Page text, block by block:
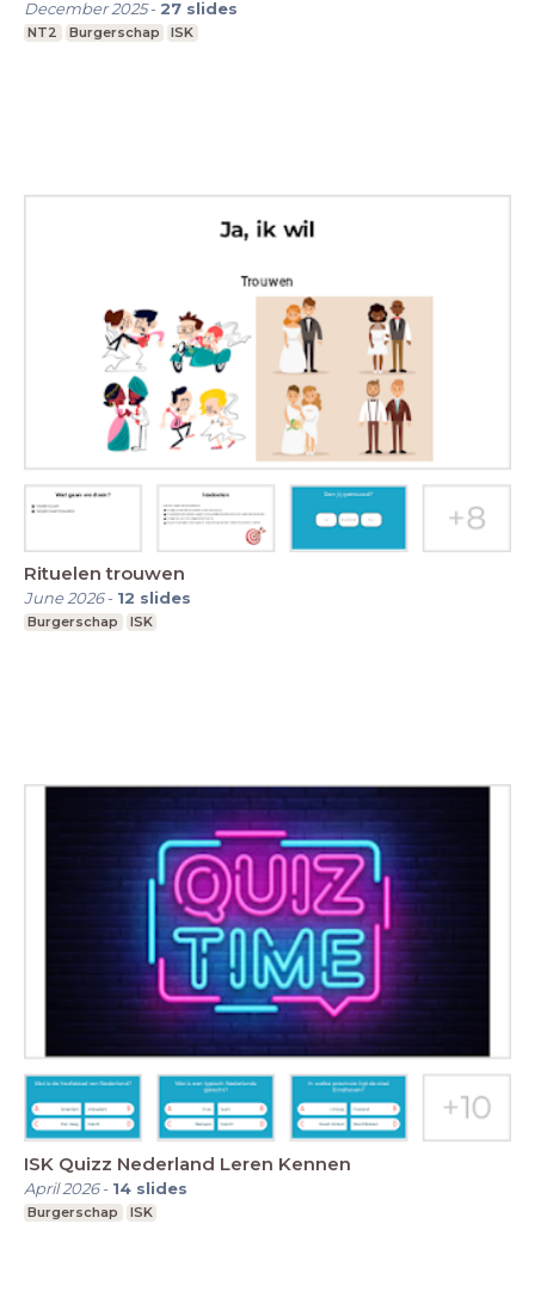
December 2025- 27 slides
NT2 Burgerschap ISK
Rituelen trouwen
June 2026- 12 slides
Burgerschap ISK
ISK Quizz Nederland Leren Kennen
April 2026- 14 slides
Burgerschap ISK